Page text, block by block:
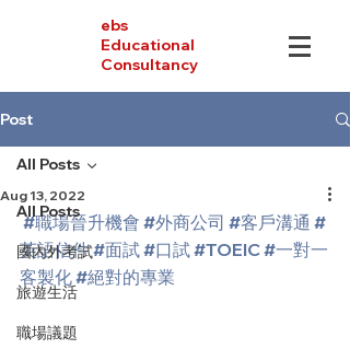
ebs
Educational
Consultancy
Post
All Posts
國內外考試
旅遊生活
職場議題
All Posts
Aug 13, 2022
#職場晉升機會 #外商公司 #客戶溝通 #
英語信件#面試#口試#TOEIC#一對一
客製化#絕對的專業